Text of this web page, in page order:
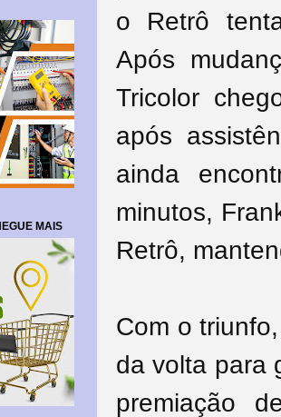
o Retrô
Após
Tricolor
após
ainda
minutos,
Retrô,
Com o
da volta para
premiação
MAIS